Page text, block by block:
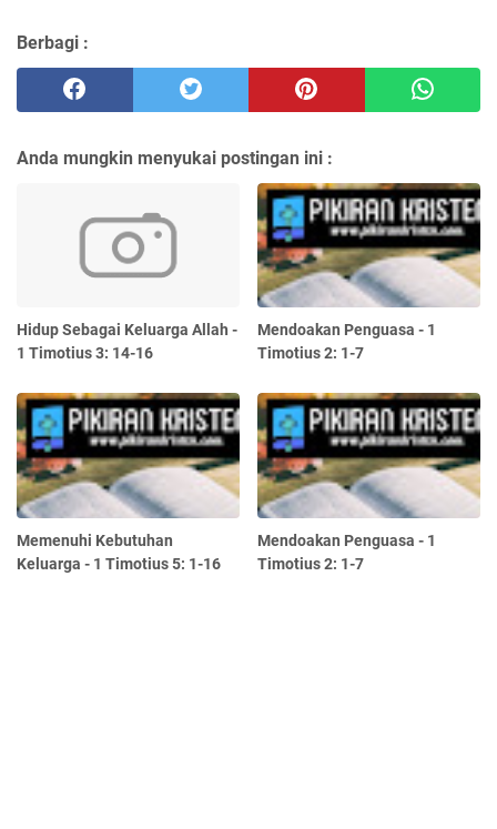
Berbagi :
Anda mungkin menyukai postingan ini :
Hidup Sebagai Keluarga Allah -
1 Timotius 3: 14-16
Mendoakan Penguasa - 1
Timotius 2: 1-7
Memenuhi Kebutuhan
Keluarga - 1 Timotius 5: 1-16
Mendoakan Penguasa - 1
Timotius 2: 1-7